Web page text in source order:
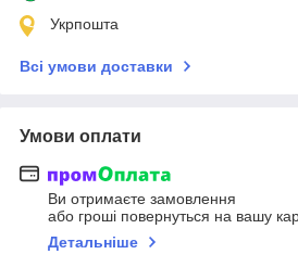
Укрпошта
Всі умови доставки
Умови оплати
Ви отримаєте замовлення
або гроші повернуться на вашу
Детальніше